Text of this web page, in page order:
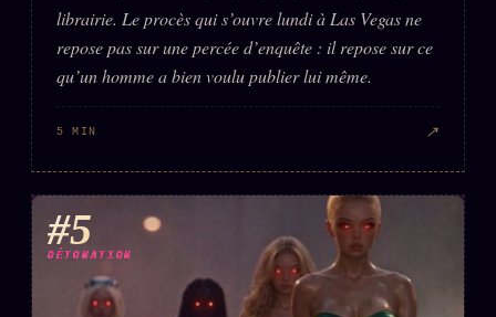
librairie. Le procès qui s’ouvre lundi à Las Vegas ne
repose pas sur une percée d’enquête : il repose sur ce
qu’un homme a bien voulu publier lui même.
5 MIN ↗
#5
DÉTONATION